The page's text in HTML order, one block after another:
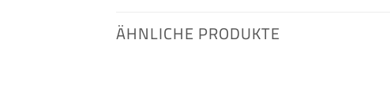
ÄHNLICHE PRODUKTE